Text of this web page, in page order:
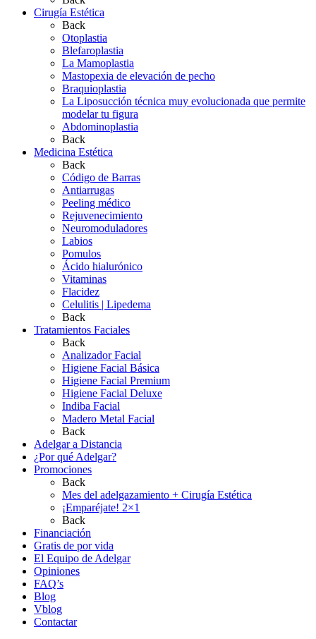
Cirugía Estética
Back
Otoplastia
Blefaroplastia
La Mamoplastia
Mastopexia de elevación de pecho
Braquioplastia
La Liposucción técnica muy evolucionada que permite
modelar tu figura
Abdominoplastia
Back
Medicina Estética
Back
Código de Barras
Antiarrugas
Peeling médico
Rejuvenecimiento
Neuromoduladores
Labios
Pomulos
Ácido hialurónico
Vitaminas
Flacidez
Celulitis | Lipedema
Back
Tratamientos Faciales
Back
Analizador Facial
Higiene Facial Básica
Higiene Facial Premium
Higiene Facial Deluxe
Indiba Facial
Madero Metal Facial
Back
Adelgar a Distancia
¿Por qué Adelgar?
Promociones
Back
Mes del adelgazamiento + Cirugía Estética
¡Emparéjate! 2×1
Back
Financiación
Gratis de por vida
El Equipo de Adelgar
Opiniones
FAQ’s
Blog
Vblog
Contactar